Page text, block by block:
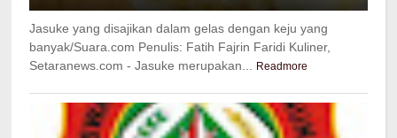
Jasuke yang disajikan dalam gelas dengan keju yang
banyak/Suara.com Penulis: Fatih Fajrin Faridi Kuliner,
Setaranews.com - Jasuke merupakan...
Readmore